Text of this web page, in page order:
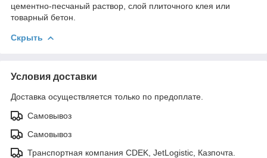
цементно-песчаный раствор, слой плиточного клея или
товарный бетон.
Скрыть
Условия доставки
Доставка осуществляется только по предоплате.
Самовывоз
Самовывоз
Транспортная компания CDEK, JetLogistic, Казпочта.